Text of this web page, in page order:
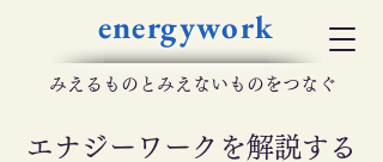
energywork
​みえるものとみえないものをつなぐ
​エナジーワークを解説する